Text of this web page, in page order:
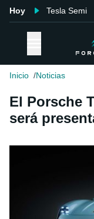
Hoy Tesla Semi
Inicio Noticias
El Porsche
será